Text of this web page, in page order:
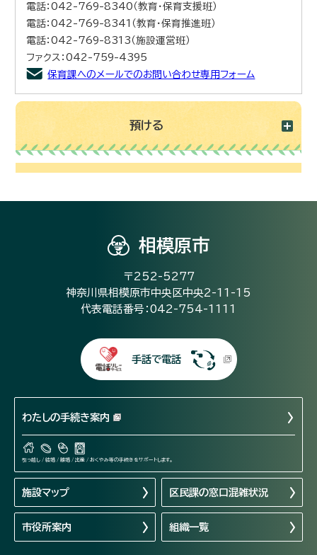
電話：042-769-8340（教育・保育支援班）
電話：042-769-8341（教育・保育推進班）
電話：042-769-8313（施設運営班）
ファクス：042-759-4395
保育課へのメールでのお問い合わせ専用フォーム
預ける
相模原市
〒252-5277
神奈川県相模原市中央区中央2-11-15
代表電話番号：042-754-1111
手話で電話
わたしの手続き案内
引っ越し / 結婚 / 離婚 / 出産 / おくやみ等の手続きをサポートします。
施設マップ 区民課の窓口混雑状況
市役所案内 組織一覧